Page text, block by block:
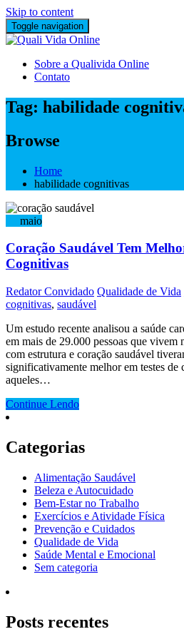
Skip to content
Toggle navigation
Sobre a Qualivida Online
Contato
Tag: habilidade
Browse
Home
habilidade cognitivas
maio
Coração Saudável Tem
Cognitivas
Redator Convidado Qualidade de Vida
cognitivas, saudável
Um estudo recente analisou a saúde
em mais de 29.000 pessoas que
com estrutura e coração saudável
significativamente melhor em testes de
aqueles…
Continue Lendo
Categorias
Alimentação Saudável
Beleza e Autocuidado
Bem-Estar no Trabalho
Exercícios e Atividade Física
Prevenção e Cuidados
Qualidade de Vida
Saúde Mental e Emocional
Sem categoria
Posts recentes